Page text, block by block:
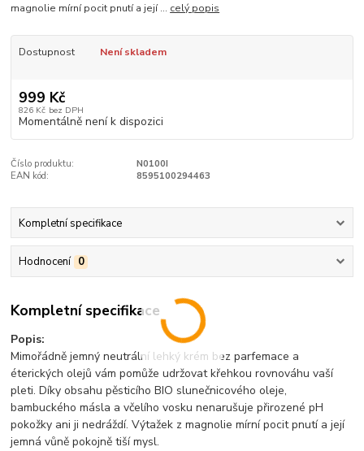
magnolie mírní pocit pnutí a její ... celý popis
Dostupnost Není skladem
999 Kč
826 Kč bez DPH
Momentálně není k dispozici
Číslo produktu:
N0100I
EAN kód:
8595100294463
Kompletní specifikace
Hodnocení 0
Kompletní specifikace
Popis:
Mimořádně jemný neutrální lehký krém bez parfemace a
éterických olejů vám pomůže udržovat křehkou rovnováhu vaší
pleti. Díky obsahu pěsticího BIO slunečnicového oleje,
bambuckého másla a včelího vosku nenarušuje přirozené pH
pokožky ani ji nedráždí. Výtažek z magnolie mírní pocit pnutí a její
jemná vůně pokojně tiší mysl.